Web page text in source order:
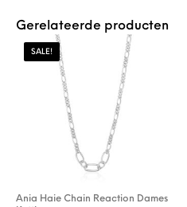
Gerelateerde producten
SALE!
Ania Haie Chain Reaction Dames